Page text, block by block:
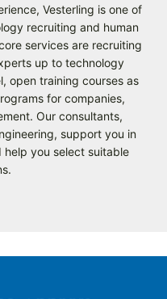
Vesterling is one of
recruiting and human
services are recruiting
up to technology
open training courses as
for companies,
Our consultants,
support you in
you select suitable